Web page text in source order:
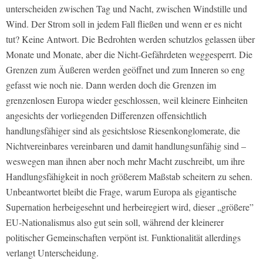
unterscheiden zwischen Tag und Nacht, zwischen Windstille und
Wind. Der Strom soll in jedem Fall fließen und wenn er es nicht
tut? Keine Antwort. Die Bedrohten werden schutzlos gelassen über
Monate und Monate, aber die Nicht-Gefährdeten weggesperrt. Die
Grenzen zum Äußeren werden geöffnet und zum Inneren so eng
gefasst wie noch nie. Dann werden doch die Grenzen im
grenzenlosen Europa wieder geschlossen, weil kleinere Einheiten
angesichts der vorliegenden Differenzen offensichtlich
handlungsfähiger sind als gesichtslose Riesenkonglomerate, die
Nichtvereinbares vereinbaren und damit handlungsunfähig sind –
weswegen man ihnen aber noch mehr Macht zuschreibt, um ihre
Handlungsfähigkeit in noch größerem Maßstab scheitern zu sehen.
Unbeantwortet bleibt die Frage, warum Europa als gigantische
Supernation herbeigesehnt und herbeiregiert wird, dieser „größere”
EU-Nationalismus also gut sein soll, während der kleinerer
politischer Gemeinschaften verpönt ist. Funktionalität allerdings
verlangt Unterscheidung.